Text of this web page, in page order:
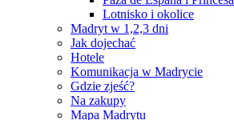
Lotnisko i okolice
Madryt w 1,2,3 dni
Jak dojechać
Hotele
Komunikacja w Madrycie
Gdzie zjeść?
Na zakupy
Mapa Madrytu